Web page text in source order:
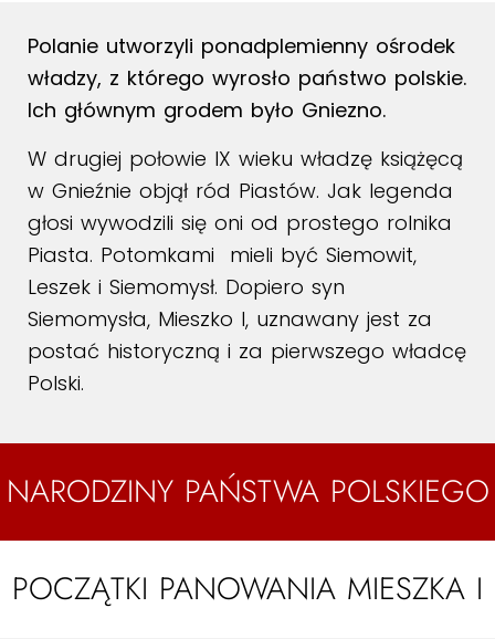
Polanie utworzyli ponadplemienny ośrodek
władzy, z którego wyrosło państwo polskie.
Ich głównym grodem było Gniezno.
W drugiej połowie IX wieku władzę książęcą
w Gnieźnie objął ród Piastów. Jak legenda
głosi wywodzili się oni od prostego rolnika
Piasta. Potomkami mieli być Siemowit,
Leszek i Siemomysł. Dopiero syn
Siemomysła, Mieszko I, uznawany jest za
postać historyczną i za pierwszego władcę
Polski.
NARODZINY PAŃSTWA POLSKIEGO
POCZĄTKI PANOWANIA MIESZKA I